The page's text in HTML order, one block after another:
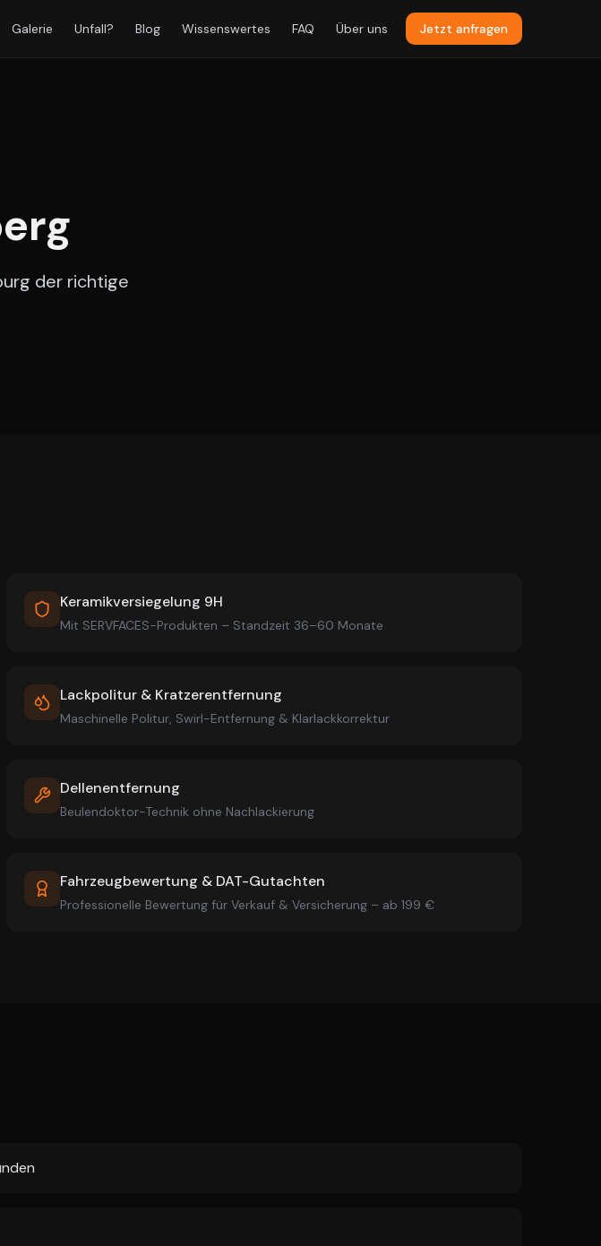
Galerie Unfall? Blog Wissenswertes FAQ Über uns Jetzt anfragen
der richtige
Keramikversiegelung 9H
Mit SERVFACES-Produkten – Standzeit 36–60 Monate
Lackpolitur & Kratzerentfernung
Maschinelle Politur, Swirl-Entfernung & Klarlackkorrektur
Dellenentfernung
Beulendoktor-Technik ohne Nachlackierung
Fahrzeugbewertung & DAT-Gutachten
Professionelle Bewertung für Verkauf & Versicherung – ab 199 €